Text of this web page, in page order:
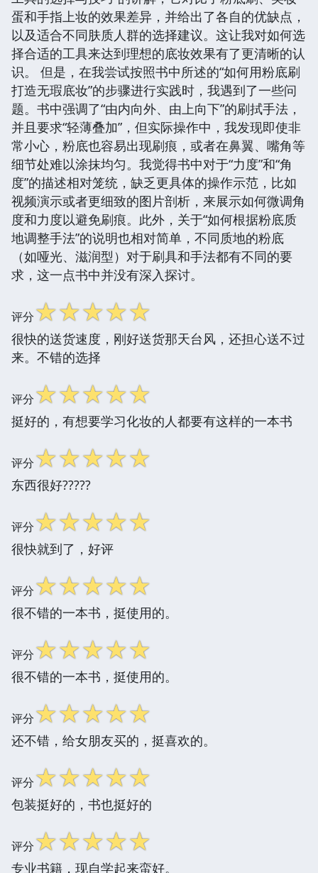
蛋和手指上妆的效果差异，并给出了各自的优缺点，
以及适合不同肤质人群的选择建议。这让我对如何选
择合适的工具来达到理想的底妆效果有了更清晰的认
识。 但是，在我尝试按照书中所述的“如何用粉底刷
打造无瑕底妆”的步骤进行实践时，我遇到了一些问
题。书中强调了“由内向外、由上向下”的刷拭手法，
并且要求“轻薄叠加”，但实际操作中，我发现即使非
常小心，粉底也容易出现刷痕，或者在鼻翼、嘴角等
细节处难以涂抹均匀。我觉得书中对于“力度”和“角
度”的描述相对笼统，缺乏更具体的操作示范，比如
视频演示或者更细致的图片剖析，来展示如何微调角
度和力度以避免刷痕。此外，关于“如何根据粉底质
地调整手法”的说明也相对简单，不同质地的粉底
（如哑光、滋润型）对于刷具和手法都有不同的要
求，这一点书中并没有深入探讨。
评分☆☆☆☆☆
很快的送货速度，刚好送货那天台风，还担心送不过
来。不错的选择
评分☆☆☆☆☆
挺好的，有想要学习化妆的人都要有这样的一本书
评分☆☆☆☆☆
东西很好?????
评分☆☆☆☆☆
很快就到了，好评
评分☆☆☆☆☆
很不错的一本书，挺使用的。
评分☆☆☆☆☆
很不错的一本书，挺使用的。
评分☆☆☆☆☆
还不错，给女朋友买的，挺喜欢的。
评分☆☆☆☆☆
包装挺好的，书也挺好的
评分☆☆☆☆☆
专业书籍，现自学起来蛮好。